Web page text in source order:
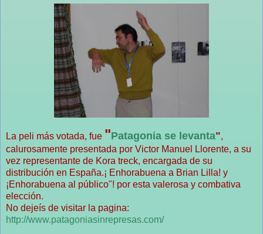
La peli más votada, fue "Patagonia se levanta",
calurosamente presentada por Victor Manuel Llorente, a su
vez representante de Kora treck, encargada de su
distribución en España.¡ Enhorabuena a Brian Lilla! y
¡Enhorabuena al público"! por esta valerosa y combativa
elección.
No dejeís de visitar la pagina:
http://www.patagoniasinrepresas.com/